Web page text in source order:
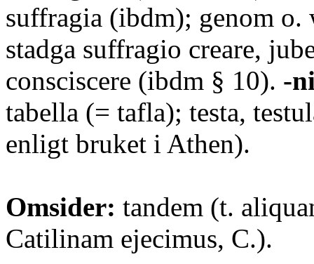
suffragia (ibdm); genom o.
stadga suffragio creare,
consciscere (ibdm § 10). -
tabella (= tafla); testa,
enligt bruket i Athen).
Omsider: tandem (t.
Catilinam ejecimus, C.).